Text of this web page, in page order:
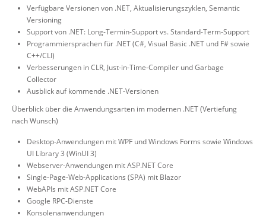
Verfügbare Versionen von .NET, Aktualisierungszyklen, Semantic
Versioning
Support von .NET: Long-Termin-Support vs. Standard-Term-Support
Programmiersprachen für .NET (C#, Visual Basic .NET und F# sowie
C++/CLI)
Verbesserungen in CLR, Just-in-Time-Compiler und Garbage
Collector
Ausblick auf kommende .NET-Versionen
Überblick über die Anwendungsarten im modernen .NET (Vertiefung
nach Wunsch)
Desktop-Anwendungen mit WPF und Windows Forms sowie Windows
UI Library 3 (WinUI 3)
Webserver-Anwendungen mit ASP.NET Core
Single-Page-Web-Applications (SPA) mit Blazor
WebAPIs mit ASP.NET Core
Google RPC-Dienste
Konsolenanwendungen